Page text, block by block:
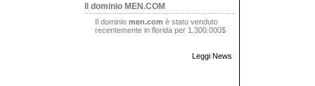
Il dominio MEN.COM
Il dominio men.com è stato venduto
recentemente in florida per 1.300.000$
Leggi News